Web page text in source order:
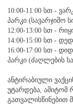
10:00-11:00 სთ -
პარკი (სავარჯიშო
12:00-13:00 სთ -
14:00-15:00 სთ -
16:00-17:00 სთ -
პარკი (ძაღლების
ანტირაბიული
უტარდება, ამიტომ
გათვალისწინებით